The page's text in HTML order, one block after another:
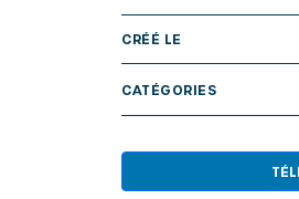
CRÉÉ LE
CATÉGORIES